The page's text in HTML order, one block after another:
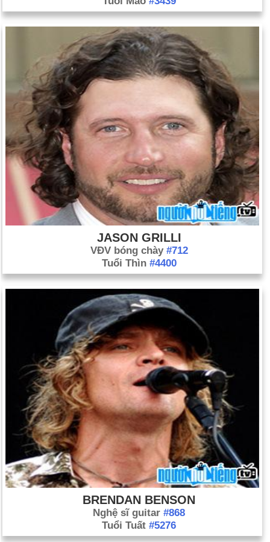
JASON GRILLI
VĐV bóng chày #712
Tuổi Thìn #4400
BRENDAN BENSON
Nghệ sĩ guitar #868
Tuổi Tuất #5276